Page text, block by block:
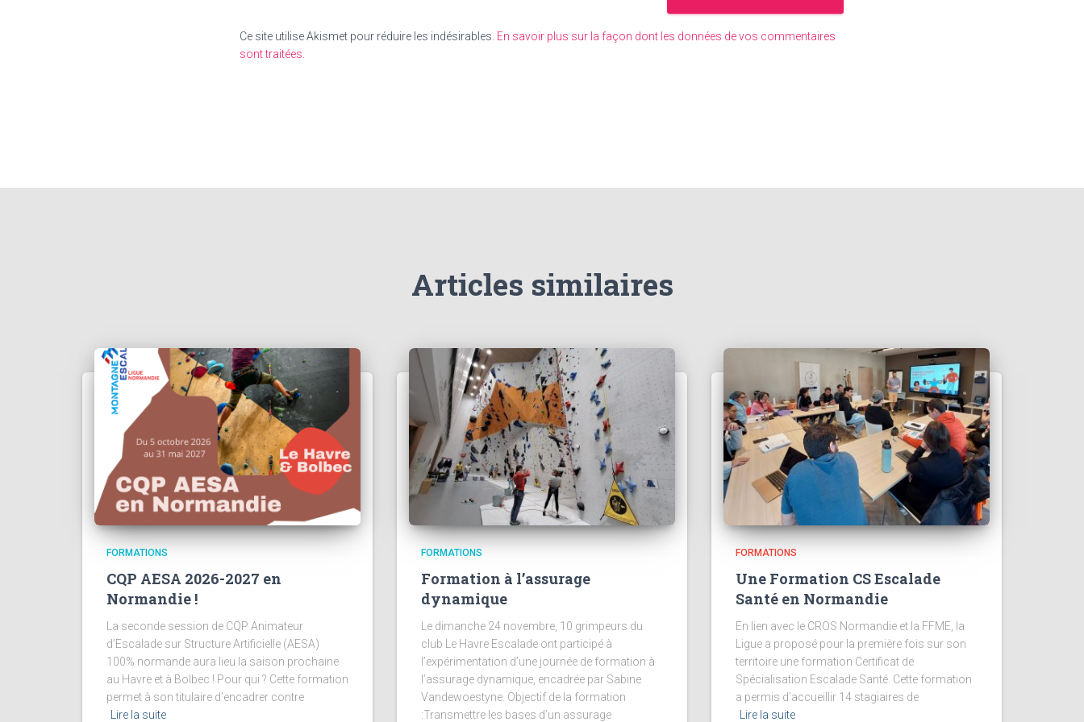
Ce site utilise Akismet pour réduire les indésirables. En savoir plus sur la façon dont les données de vos commentaires
sont traitées
Articles similaires
FORMATIONS
CQP AESA 2026-2027 en
Normandie !
La seconde session de CQP Animateur
d’Escalade sur Structure Artificielle (AESA)
100% normande aura lieu la saison prochaine
au Havre et à Bolbec ! Pour qui ? Cette formation
permet à son titulaire d’encadrer contre
Lire la suite
FORMATIONS
Formation à l’assurage
dynamique
Le dimanche 24 novembre, 10 grimpeurs du
club Le Havre Escalade ont participé à
l’expérimentation d’une journée de formation à
l’assurage dynamique, encadrée par Sabine
Vandewoestyne. Objectif de la formation
:Transmettre les bases d’un assurage
FORMATIONS
Une Formation CS Escalade
Santé en Normandie
En lien avec le CROS Normandie et la FFME, la
Ligue a proposé pour la première fois sur son
territoire une formation Certificat de
Spécialisation Escalade Santé. Cette formation
a permis d’accueillir 14 stagiaires de
Lire la suite